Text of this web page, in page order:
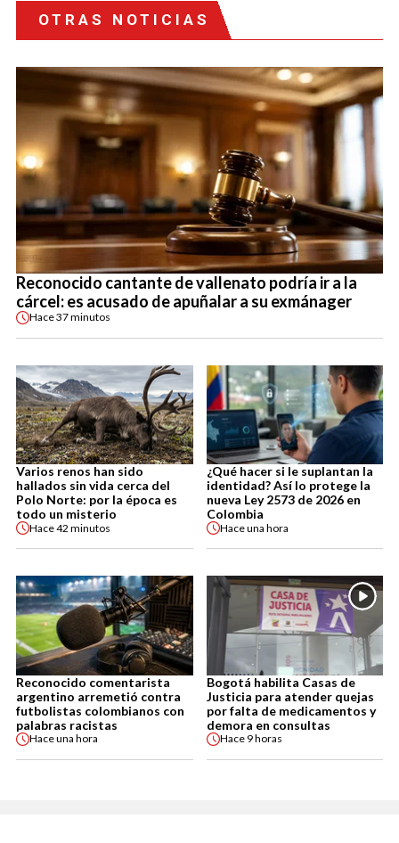
OTRAS NOTICIAS
Reconocido cantante de vallenato podría ir a la
cárcel: es acusado de apuñalar a su exmánager
Hace37 minutos
Varios renos han sido
hallados sin vida cerca del
Polo Norte: por la época es
todo un misterio
Hace42 minutos
¿Qué hacer si le suplantan la
identidad? Así lo protege la
nueva Ley 2573 de 2026 en
Colombia
Haceuna hora
Reconocido comentarista
argentino arremetió contra
futbolistas colombianos con
palabras racistas
Haceuna hora
Bogotá habilita Casas de
Justicia para atender quejas
por falta de medicamentos y
demora en consultas
Hace 9 horas